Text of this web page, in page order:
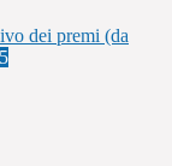
dei premi (da
5